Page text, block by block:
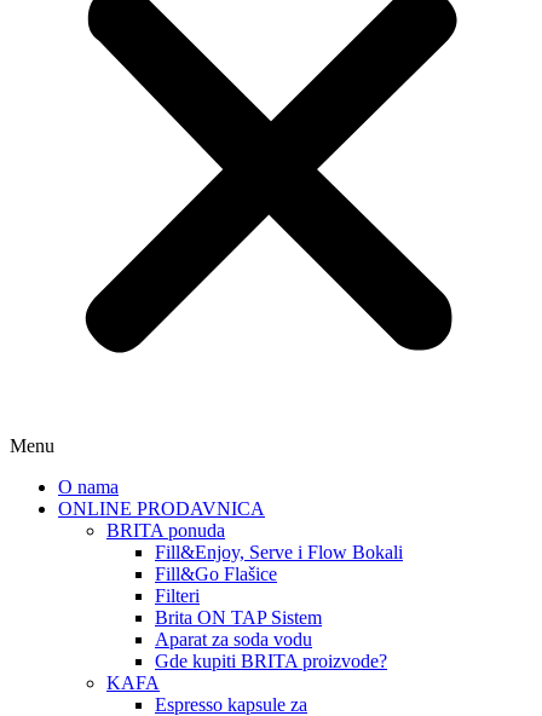
Menu
O nama
ONLINE PRODAVNICA
BRITA ponuda
Fill&Enjoy, Serve i Flow Bokali
Fill&Go Flašice
Filteri
Brita ON TAP Sistem
Aparat za soda vodu
Gde kupiti BRITA proizvode?
KAFA
Espresso kapsule za